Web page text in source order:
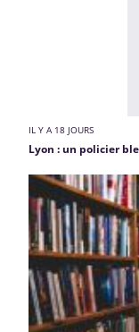
IL Y A 18 JOURS
Lyon : un policier